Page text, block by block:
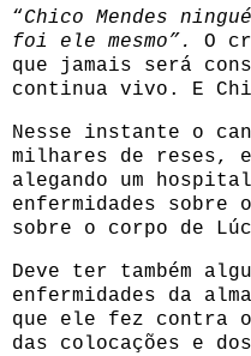
“Chico Mendes
foi ele mesmo”.
O
que jamais será
continua vivo. E
Nesse instante o
milhares de reses,
alegando um
enfermidades sobre
sobre o corpo de
Deve ter também
enfermidades da
que ele fez contra
das colocações e